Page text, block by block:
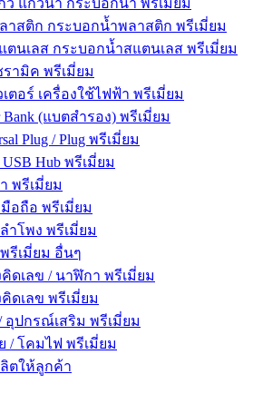
ว แก้วน้ำ กระบอกน้ำ พรีเมี่ยม
าสติก กระบอกน้ำพลาสติก พรีเมี่ยม
ตนเลส กระบอกน้ำสแตนเลส พรีเมี่ยม
รามิค พรีเมี่ยม
ตอร์ เครื่องใช้ไฟฟ้า พรีเมี่ยม
Bank (แบตสำรอง) พรีเมี่ยม
Plug / Plug พรีเมี่ยม
USB Hub พรีเมี่ยม
พรีเมี่ยม
อถือ พรีเมี่ยม
ำโพง พรีเมี่ยม
รีเมี่ยม อื่นๆ
คิดเลข / นาฬิกา พรีเมี่ยม
คิดเลข พรีเมี่ยม
อุปกรณ์เสริม พรีเมี่ยม
/ โคมไฟ พรีเมี่ยม
ตให้ลูกค้า